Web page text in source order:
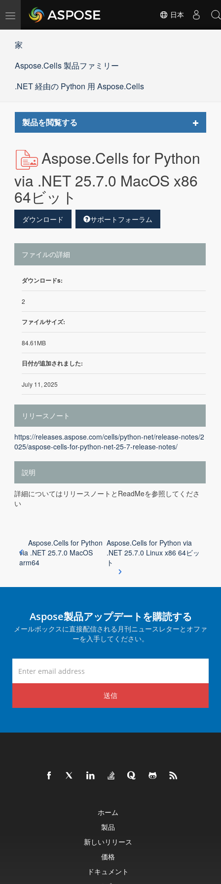
ナ
ー
ョ
日本
家
Aspose.Cells 製品ファミリー
.NET 経由の Python 用 Aspose.Cells
製品を閲覧する
Toggle
Aspose.Cells for Python
via .NET 25.7.0 MacOS x86
64ビット
ダウンロード サポートフォーラム
ファイルの詳細
ダウンロードs:
2
ファイルサイズ:
84.61MB
日付が追加されました:
July 11, 2025
リリースノート
https://releases.aspose.com/cells/python-net/release-notes/2
025/aspose-cells-for-python-net-25-7-release-notes/
説明
詳細についてはリリースノートとReadMeを参照してくださ
い
Aspose.Cells for Python
via .NET 25.7.0 MacOS
arm64
Aspose.Cells for Python via
.NET 25.7.0 Linux x86 64ビッ
ト
Aspose製品アップデートを購読する
メールボックスに直接配信される月刊ニュースレターとオファ
ーを入手してください。
送信
ホーム
製品
新しいリリース
価格
ドキュメント